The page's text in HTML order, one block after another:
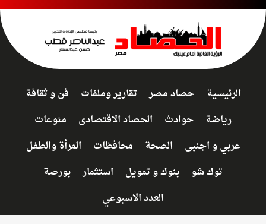
الرئيسية حصاد مصر تقارير وملفات
فن و ثقافة
رياضة
حوادث الحصاد الاقتصادى
منوعات
عربي و اجنبى
الصحة محافظات
المرأة والطفل
توك شو
بنوك و تمويل استثمار
بورصة
العدد الاسبوعي